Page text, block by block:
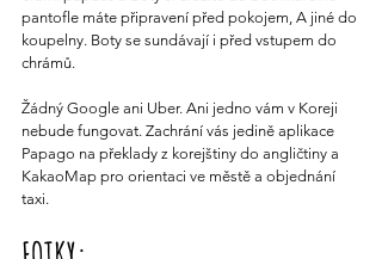
pantofle máte připravení před pokojem, A jiné do
koupelny. Boty se sundávají i před vstupem do
chrámů.
Žádný Google ani Uber. Ani jedno vám v Koreji
nebude fungovat. Zachrání vás jedině aplikace
Papago na překlady z korejštiny do angličtiny a
KakaoMap pro orientaci ve městě a objednání
taxi.